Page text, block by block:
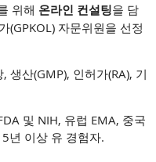
위해 온라인 컨설팅을 담
(GPKOL) 자문위원을 선정
생산(GMP), 인허가(RA), 기
및 NIH, 유럽 EMA, 중국
년 이상 유 경험자.